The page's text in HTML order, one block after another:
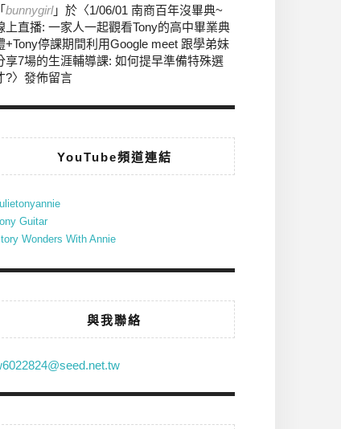
「 bunnygirl」於〈1/06/01 南商百年沒畢典~
上直播: 一家人一起觀看Tony的高中畢業典
+Tony停課期間利用Google meet 跟學弟妹
享7場的生涯輔導課: 如何提早準備特殊選
?〉發佈留言
YouTube頻道連結
Guitar
Wonders With Annie
與我聯絡